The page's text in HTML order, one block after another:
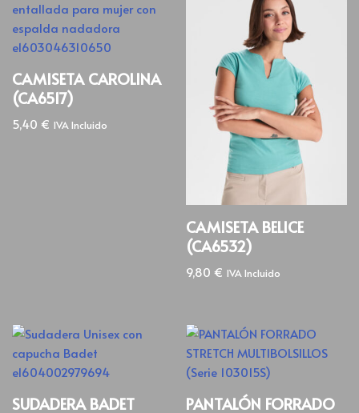
CAMISETA CAROLINA
(CA6517)
5,40 € IVA Incluido
CAMISETA BELICE
(CA6532)
9,80€ IVA Incluido
SUDADERA BADET
PANTALÓN FORRADO